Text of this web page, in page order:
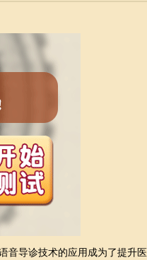
音导诊技术的应用成为了提升